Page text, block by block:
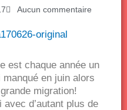
Aucun commentaire
est chaque année un
en juin alors
migration!
avec d’autant plus de